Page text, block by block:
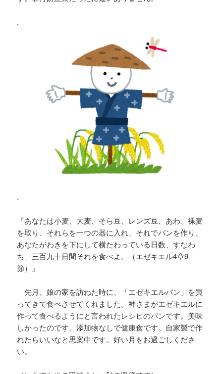
.
.
『あなたは小麦、大麦、そら豆、レンズ豆、あわ、裸麦
を取り、それらを一つの器に入れ、それでパンを作り、
あなたがわきを下にして横たわっている日数、すなわ
ち、三百九十日間それを食べよ。（エゼキエル4章9
節）』
先月、娘の家を訪ねた時に、「エゼキエルパン」を買
ってきて食べさせてくれました。神さまがエゼキエルに
作って食べるようにと言われたレシピのパンです。美味
しかったのです。添加物なしで健康食です。自家製で作
れたらいいなと思案中です。好い月をお過ごしくださ
い。